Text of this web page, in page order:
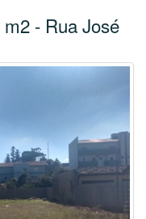
- Rua José